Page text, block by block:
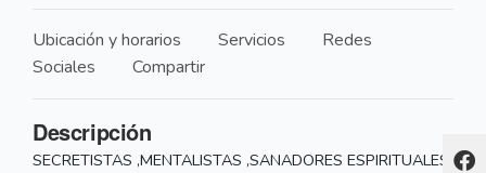
Ubicación y horarios Servicios
Redes
Sociales
Compartir
Descripción
SECRETISTAS ,MENTALISTAS ,SANADORES ESPIRITUALES